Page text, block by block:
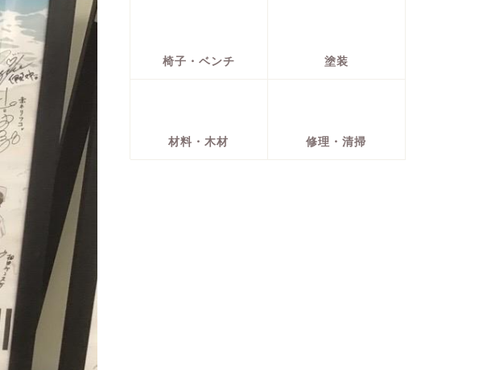
椅子・ベンチ 塗装
材料・木材 修理・清掃